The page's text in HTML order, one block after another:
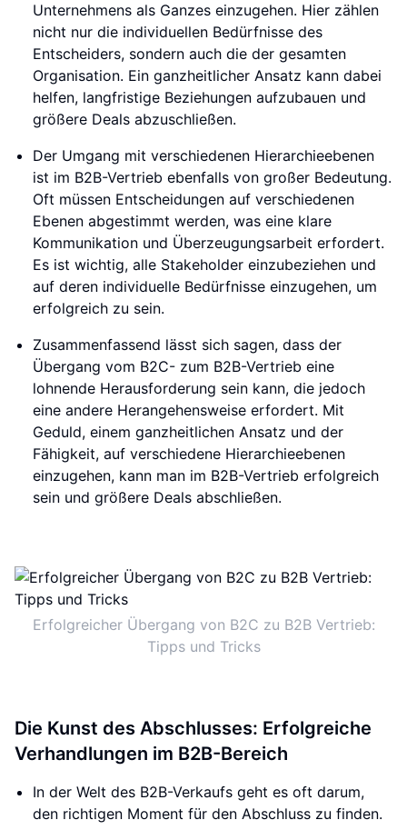
Unternehmens als Ganzes einzugehen. Hier zählen
nicht nur die individuellen Bedürfnisse des
Entscheiders, sondern auch die der gesamten
Organisation. Ein ganzheitlicher Ansatz kann dabei
helfen, langfristige Beziehungen aufzubauen und
größere Deals abzuschließen.
Der Umgang mit verschiedenen Hierarchieebenen
ist im B2B-Vertrieb ebenfalls von großer Bedeutung.
Oft müssen Entscheidungen auf verschiedenen
Ebenen abgestimmt werden, was eine klare
Kommunikation und Überzeugungsarbeit erfordert.
Es ist wichtig, alle Stakeholder einzubeziehen und
auf deren individuelle Bedürfnisse einzugehen, um
erfolgreich zu sein.
Zusammenfassend lässt sich sagen, dass der
Übergang vom B2C- zum B2B-Vertrieb eine
lohnende Herausforderung sein kann, die jedoch
eine andere Herangehensweise erfordert. Mit
Geduld, einem ganzheitlichen Ansatz und der
Fähigkeit, auf verschiedene Hierarchieebenen
einzugehen, kann man im B2B-Vertrieb erfolgreich
sein und größere Deals abschließen.
Erfolgreicher Übergang von B2C zu B2B Vertrieb:
Tipps und Tricks
Die Kunst des Abschlusses: Erfolgreiche
Verhandlungen im B2B-Bereich
In der Welt des B2B-Verkaufs geht es oft darum,
den richtigen Moment für den Abschluss zu finden.